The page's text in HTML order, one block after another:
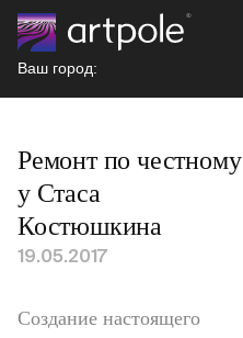
Ваш город:
Ремонт по честному
у Стаса
Костюшкина
19.05.2017
Создание настоящего